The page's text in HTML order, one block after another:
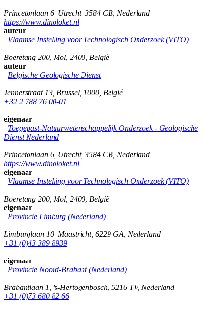
Princetonlaan 6 Utrecht, 3584 CB Nederland
https://www.dinoloket.nl
auteur
Vlaamse Instelling voor Technologisch Onderzoek (VITO)
Boeretang 200 Mol 2400 België
auteur
Belgische Geologische Dienst
Jennerstraat 13 Brussel 1000 België
+32 2 788 76 00-01
eigenaar
Toegepast-Natuurwetenschappelijk Onderzoek - Geologische
Dienst Nederland
Princetonlaan 6 Utrecht, 3584 CB Nederland
https://www.dinoloket.nl
eigenaar
Vlaamse Instelling voor Technologisch Onderzoek (VITO)
Boeretang 200 Mol 2400 België
eigenaar
Provincie Limburg (Nederland)
Limburglaan 10 Maastricht, 6229 GA Nederland
+31 (0)43 389 8939
eigenaar
Provincie Noord-Brabant (Nederland)
Brabantlaan 1 's-Hertogenbosch 5216 TV, Nederland
+31 (0)73 680 82 66